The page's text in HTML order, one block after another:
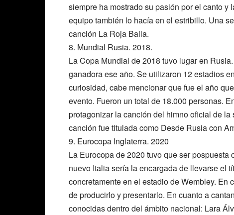
siempre ha mostrado su pasión por el canto
equipo también lo hacía en el estribillo. Una
canción La Roja Baila.
8. Mundial Rusia. 2018.
La Copa Mundial de 2018 tuvo lugar en
ganadora ese año. Se utilizaron 12 estadios
curiosidad, cabe mencionar que fue el año
evento. Fueron un total de 18.000 personas.
protagonizar la canción del himno oficial de
canción fue titulada como Desde Rusia con
9. Eurocopa Inglaterra. 2020
La Eurocopa de 2020 tuvo que ser
nuevo Italia sería la encargada de llevarse el
concretamente en el estadio de Wembley.
de producirlo y presentarlo. En cuanto a
conocidas dentro del ámbito nacional: Lara